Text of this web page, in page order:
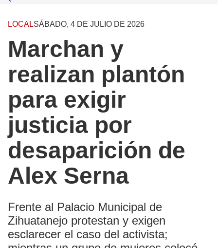
LOCALSÁBADO, 4 DE JULIO DE 2026
Marchan y
realizan plantón
para exigir
justicia por
desaparición de
Alex Serna
Frente al Palacio Municipal de
Zihuatanejo protestan y exigen
esclarecer el caso del activista;